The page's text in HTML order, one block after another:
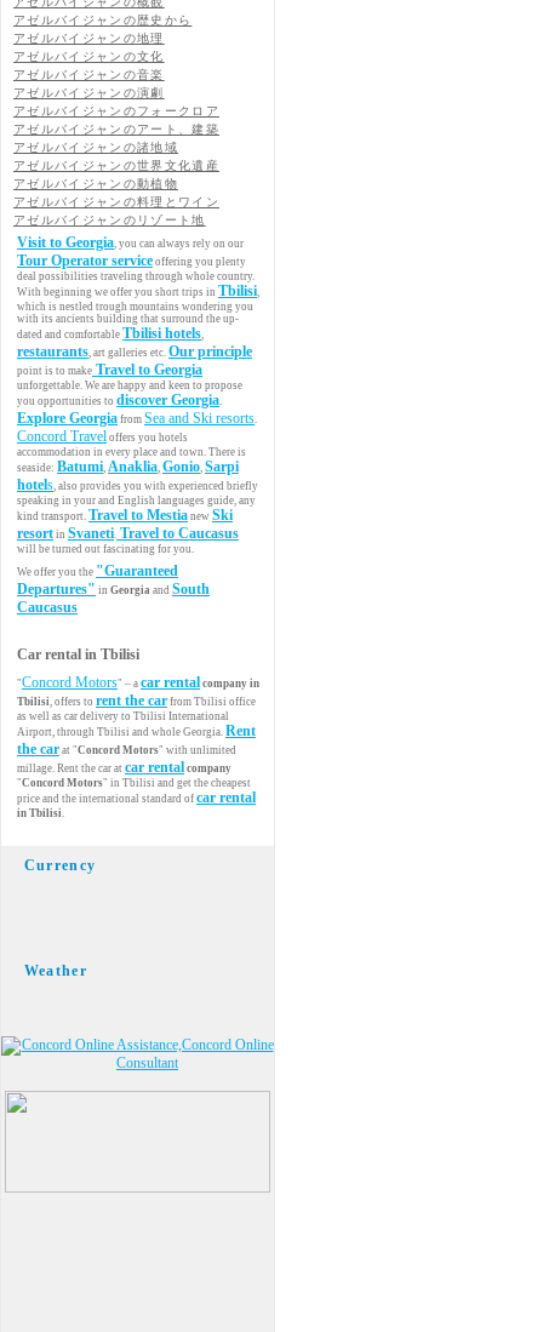
アゼルバイジャンの歴史から
アゼルバイジャンの地理
アゼルバイジャンの文化
アゼルバイジャンの音楽
アゼルバイジャンの演劇
アゼルバイジャンのフォークロア
アゼルバイジャンのアート、建築
アゼルバイジャンの諸地域
アゼルバイジャンの世界文化遺産
アゼルバイジャンの動植物
アゼルバイジャンの料理とワイン
アゼルバイジャンのリゾート地
Visit to Georgia, you can always rely on our
Tour Operator service offering you plenty
deal possibilities traveling through whole country.
With beginning we offer you short trips in Tbilisi,
which is nestled trough mountains wondering you
with its ancients building that surround the up-
dated and comfortable Tbilisi hotels,
restaurants, art galleries etc. Our principle
point is to make Travel to Georgia
unforgettable. We are happy and keen to propose
you opportunities to discover Georgia.
Explore Georgia from Sea and Ski resorts.
Concord Travel offers you hotels
accommodation in every place and town. There is
seaside: Batumi, Anaklia, Gonio, Sarpi
hotels, also provides you with experienced briefly
speaking in your and English languages guide, any
kind transport. Travel to Mestia new Ski
resort in Svaneti. Travel to Caucasus
will be turned out fascinating for you.
We offer you the "Guaranteed
Departures" in Georgia and South
Caucasus
Car rental in Tbilisi
"Concord Motors" – a car rental company in
Tbilisi, offers to rent the car from Tbilisi office
as well as car delivery to Tbilisi International
Airport, through Tbilisi and whole Georgia. Rent
the car at "Concord Motors" with unlimited
millage. Rent the car at car rental company
"Concord Motors" in Tbilisi and get the cheapest
price and the international standard of car rental
in Tbilisi.
Currency
Weather